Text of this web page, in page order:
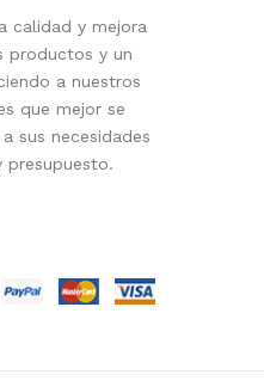
calidad y mejora
productos y un
a nuestros
que mejor se
sus necesidades
presupuesto.